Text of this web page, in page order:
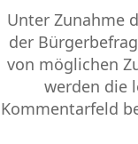
Unter Zunahme
der
von möglichen
werden die
Kommentarfeld